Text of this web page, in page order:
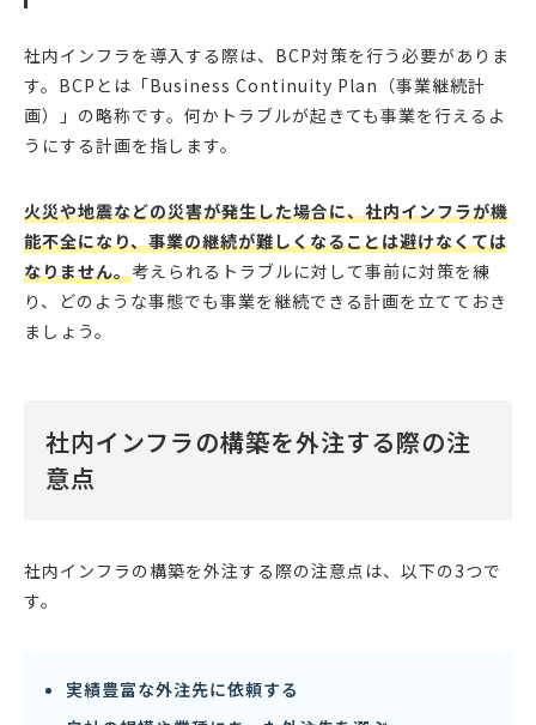
社内インフラを導入する際は、BCP対策を行う必要がありま
す。BCPとは「Business Continuity Plan（事業継続計
画）」の略称です。何かトラブルが起きても事業を行えるよ
うにする計画を指します。
火災や地震などの災害が発生した場合に、社内インフラが機
能不全になり、事業の継続が難しくなることは避けなくては
なりません。考えられるトラブルに対して事前に対策を練
り、どのような事態でも事業を継続できる計画を立てておき
ましょう。
社内インフラの構築を外注する際の注
意点
社内インフラの構築を外注する際の注意点は、以下の3つで
す。
実績豊富な外注先に依頼する